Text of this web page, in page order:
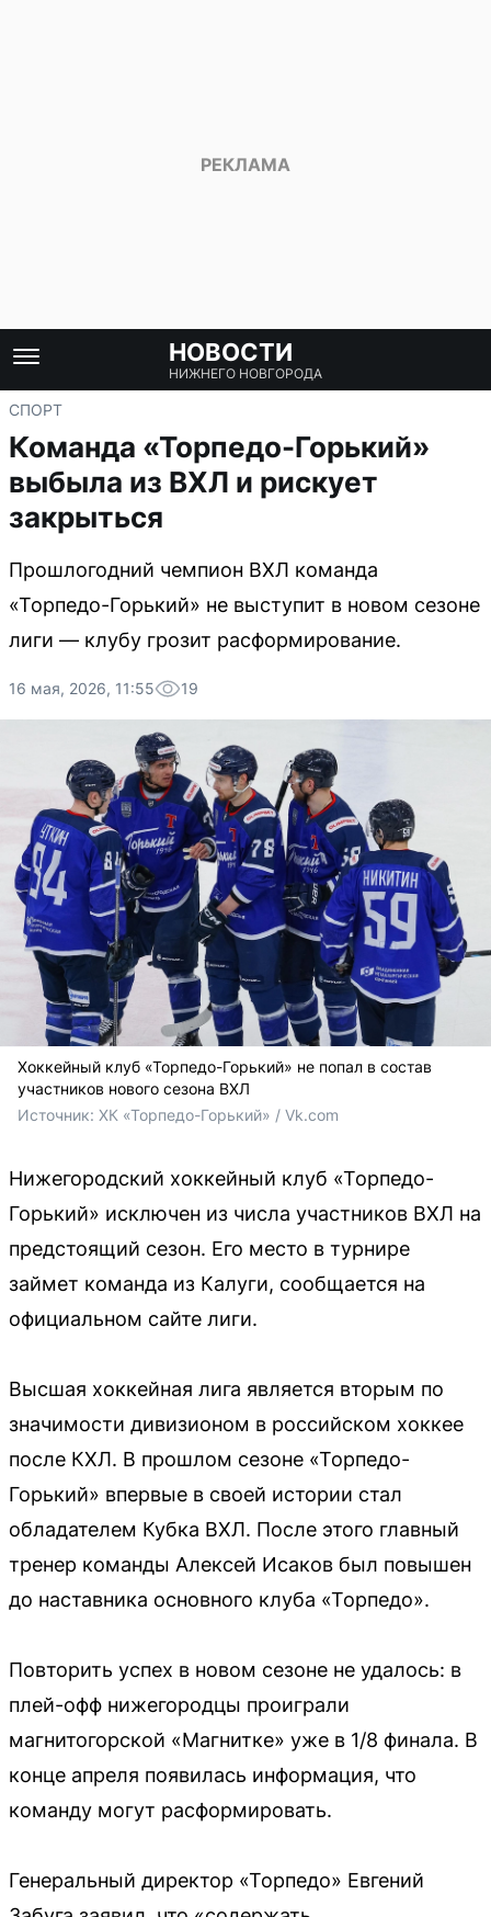
НОВОСТИ
НИЖНЕГО НОВГОРОДА
СПОРТ
Команда «Торпедо-Горький»
выбыла из ВХЛ и рискует
закрыться
Прошлогодний чемпион ВХЛ команда
«Торпедо-Горький» не выступит в новом сезоне
лиги — клубу грозит расформирование.
16 мая, 2026, 11:55 19
Хоккейный клуб «Торпедо-Горький» не попал в состав
участников нового сезона ВХЛ
Источник: ХК «Торпедо-Горький» / Vk.com
Нижегородский хоккейный клуб «Торпедо-
Горький» исключен из числа участников ВХЛ на
предстоящий сезон. Его место в турнире
займет команда из Калуги, сообщается на
официальном сайте лиги.
Высшая хоккейная лига является вторым по
значимости дивизионом в российском хоккее
после КХЛ. В прошлом сезоне «Торпедо-
Горький» впервые в своей истории стал
обладателем Кубка ВХЛ. После этого главный
тренер команды Алексей Исаков был повышен
до наставника основного клуба «Торпедо».
Повторить успех в новом сезоне не удалось: в
плей-офф нижегородцы проиграли
магнитогорской «Магнитке» уже в 1/8 финала. В
конце апреля появилась информация, что
команду могут расформировать.
Генеральный директор «Торпедо» Евгений